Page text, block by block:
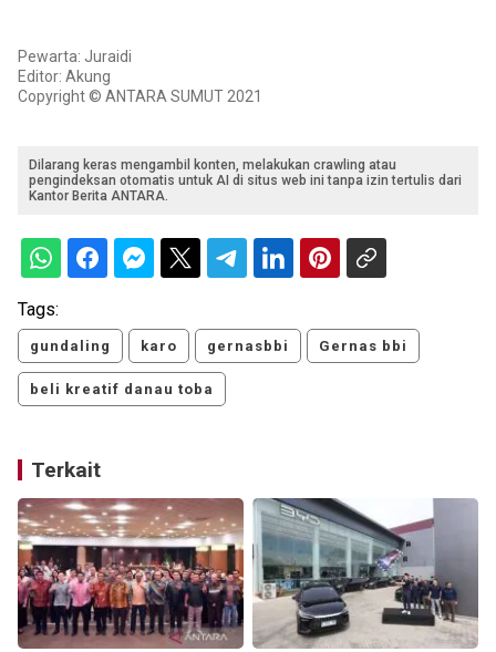
Pewarta: Juraidi
Editor: Akung
Copyright © ANTARA SUMUT 2021
Dilarang keras mengambil konten, melakukan crawling atau
pengindeksan otomatis untuk AI di situs web ini tanpa izin tertulis dari
Kantor Berita ANTARA.
Tags:
gundaling karo gernasbbi Gernas bbi
beli kreatif danau toba
Terkait